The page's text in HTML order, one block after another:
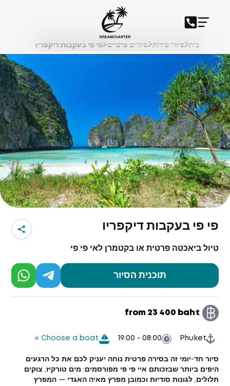
בית סיורי סירות סיורים פרטיים פי פי בעקבות דיקפריו
פי פי בעקבות דיקפריו
טיול ביאכטה פרטית או בקטמרן לאי פי פי
תוכנית הסיור
from 23 400 baht
Phuket
08:00 - 19:00
Choose a boat »
סיור חד-יומי זה בסירה פרטית נוחה יעניק לכם את כל הרגעים
היפים ביותר שבזכותם איי פי פי מפורסמים: מים טורקיז, צוקים
תלולים, לגונות סודיות וכמובן מפרץ מאיה האגדי — המפרץ